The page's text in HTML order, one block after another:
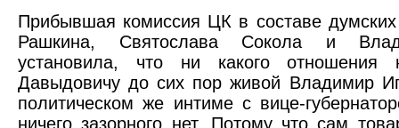
Прибывшая комиссия ЦК в составе
Рашкина, Святослава Сокола и
установила, что ни какого отношения
Давыдовичу до сих пор живой Владимир
политическом же интиме с вице-
ничего зазорного нет. Потому что сам